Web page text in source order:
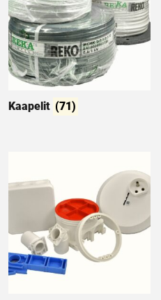
Kaapelit (71)